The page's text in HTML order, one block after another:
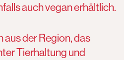
auch vegan erhältlich.
der Region, das
Tierhaltung und